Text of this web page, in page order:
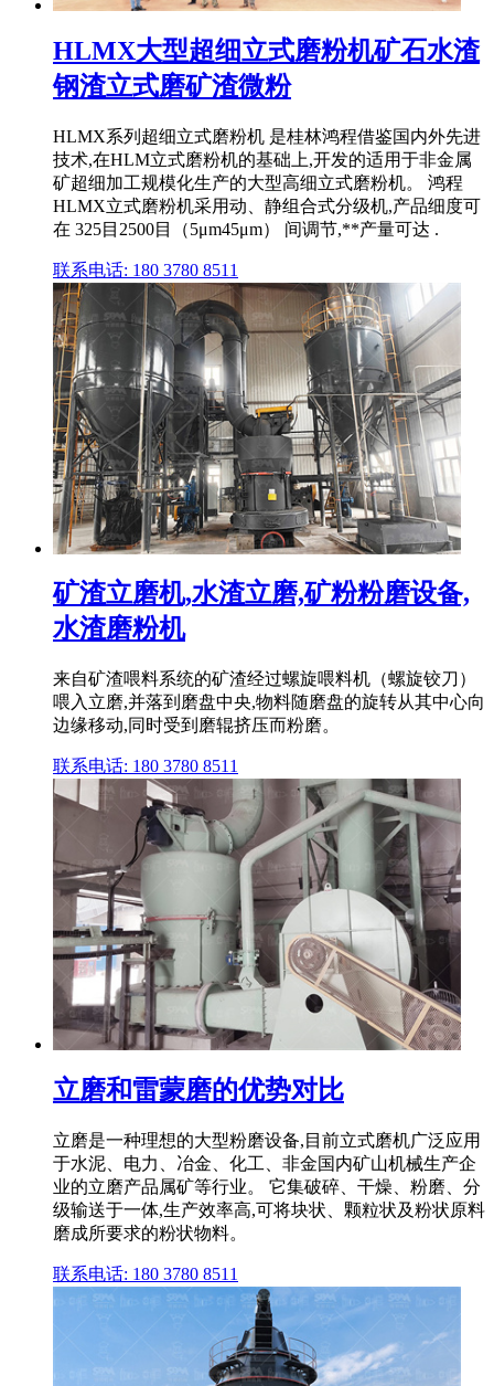
HLMX大型超细立式磨粉机矿石水渣
钢渣立式磨矿渣微粉
HLMX系列超细立式磨粉机 是桂林鸿程借鉴国内外先进
技术,在HLM立式磨粉机的基础上,开发的适用于非金属
矿超细加工规模化生产的大型高细立式磨粉机。 鸿程
HLMX立式磨粉机采用动、静组合式分级机,产品细度可
在 325目2500目（5μm45μm） 间调节,**产量可达 .
联系电话: 180 3780 8511
矿渣立磨机,水渣立磨,矿粉粉磨设备,
水渣磨粉机
来自矿渣喂料系统的矿渣经过螺旋喂料机（螺旋铰刀）
喂入立磨,并落到磨盘中央,物料随磨盘的旋转从其中心向
边缘移动,同时受到磨辊挤压而粉磨。
联系电话: 180 3780 8511
立磨和雷蒙磨的优势对比
立磨是一种理想的大型粉磨设备,目前立式磨机广泛应用
于水泥、电力、冶金、化工、非金国内矿山机械生产企
业的立磨产品属矿等行业。 它集破碎、干燥、粉磨、分
级输送于一体,生产效率高,可将块状、颗粒状及粉状原料
磨成所要求的粉状物料。
联系电话: 180 3780 8511